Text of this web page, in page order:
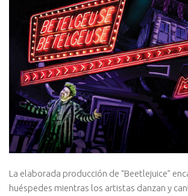
La elaborada producción de “Beetlejuice”
huéspedes mientras los artistas danzan y